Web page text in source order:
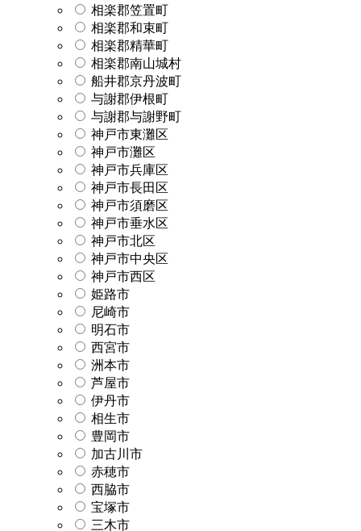
相楽郡笠置町
相楽郡和束町
相楽郡精華町
相楽郡南山城村
船井郡京丹波町
与謝郡伊根町
与謝郡与謝野町
神戸市東灘区
神戸市灘区
神戸市兵庫区
神戸市長田区
神戸市須磨区
神戸市垂水区
神戸市北区
神戸市中央区
神戸市西区
姫路市
尼崎市
明石市
西宮市
洲本市
芦屋市
伊丹市
相生市
豊岡市
加古川市
赤穂市
西脇市
宝塚市
三木市